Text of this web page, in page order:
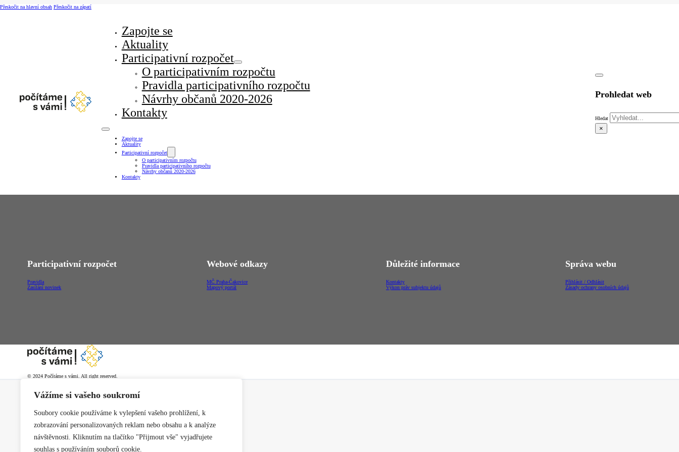
Vážíme si vašeho soukromí
Soubory cookie používáme k vylepšení vašeho prohlížení, k
zobrazování personalizovaných reklam nebo obsahu a k analýze
návštěvnosti. Kliknutím na tlačítko "Přijmout vše" vyjadřujete
souhlas s používáním souborů cookie.
Přeskočit na hlavní obsah Přeskočit na zápatí
Zapojte se
Aktuality
Participativní rozpočet
O participativním rozpočtu
Pravidla participativního rozpočtu
Návrhy občanů 2020-2026
Kontakty
Zapojte se
Aktuality
Participativní rozpočet
O participativním rozpočtu
Pravidla participativního rozpočtu
Návrhy občanů 2020-2026
Kontakty
Prohledat web
Hledat
×
Participativní rozpočet
Pravidla
Zasílání novinek
Webové odkazy
MČ Praha-Čakovice
Mapový portál
Důležité informace
Kontakty
Výkon práv subjektu údajů
Správa webu
Přihlásit / Odhlásit
Zásady ochrany osobních údajů
© 2024 Počítáme s vámi. All right reserved.